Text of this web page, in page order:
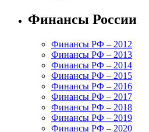
Финансы России
Финансы РФ – 2012
Финансы РФ – 2013
Финансы РФ – 2014
Финансы РФ – 2015
Финансы РФ – 2016
Финансы РФ – 2017
Финансы РФ – 2018
Финансы РФ – 2019
Финансы РФ – 2020